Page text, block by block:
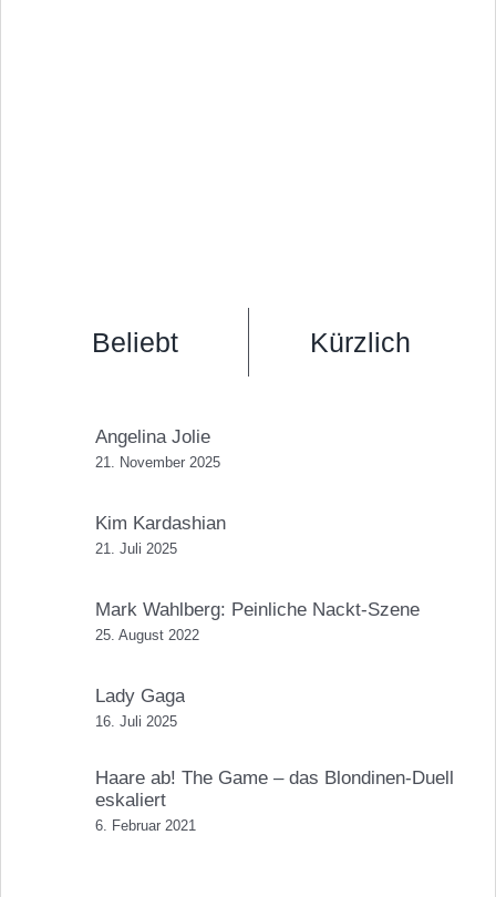
Beliebt Kürzlich
Angelina Jolie
21. November 2025
Kim Kardashian
21. Juli 2025
Mark Wahlberg: Peinliche Nackt-Szene
25. August 2022
Lady Gaga
16. Juli 2025
Haare ab! The Game – das Blondinen-Duell
eskaliert
6. Februar 2021